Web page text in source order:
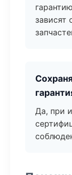
зависят
Да, при